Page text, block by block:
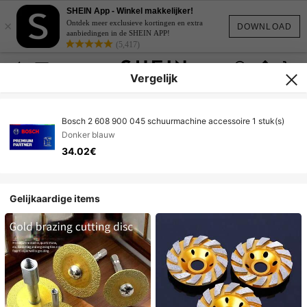
DOWNLOAD
×
SHEIN App - Winkel makkelijker!
Ontdek meer exclusieve kortingen en extra
aanbiedingen in de SHEIN APP!
(5,417)
Vergelijk
Bosch 2 608 900 045 schuurmachine accessoire 1 stuk(s)
Donker blauw
34.02€
Gelijkaardige items